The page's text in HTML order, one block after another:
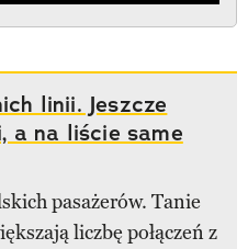
linii. Jeszcze
a na liście same
pasażerów. Tanie
liczbę połączeń z